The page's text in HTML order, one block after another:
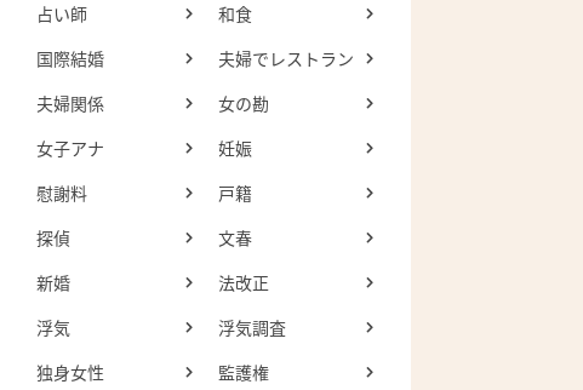
占い師
和食
国際結婚
夫婦でレストラン
夫婦関係
女の勘
女子アナ
妊娠
慰謝料
戸籍
探偵
文春
新婚
法改正
浮気
浮気調査
独身女性
監護権